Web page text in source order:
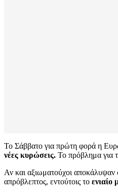
Το Σάββατο για πρώτη φορά η
νέες κυρώσεις. Το πρόβλημα για
Αν και αξιωματούχοι αποκάλυψαν
απρόβλεπτος, εντούτοις το